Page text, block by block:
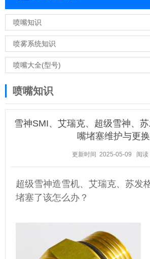
喷嘴知识
喷雾系统知识
喷嘴大全(型号)
喷嘴知识
雪神SMI、艾瑞克、超级雪神、
嘴堵塞维护与更换
更新时间 2025-05-09 阅读
超级雪神造雪机、艾瑞克、苏发
堵塞了该怎么办？